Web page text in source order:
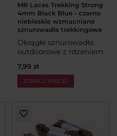
MR Laces Trekking Strong
4mm Black Blue - czarno
niebieskie wzmacniane
sznurowadła trekkingowe
Okrągłe sznurowadła
outdoorowe z rdzeniem
7,99 zł
ZOBACZ WIĘCEJ